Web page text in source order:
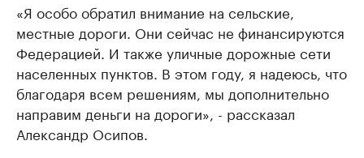
«Я особо обратил внимание на сельские,
местные дороги. Они сейчас не финансируются
Федерацией. И также уличные дорожные сети
населенных пунктов. В этом году, я надеюсь, что
благодаря всем решениям, мы дополнительно
направим деньги на дороги», - рассказал
Александр Осипов.